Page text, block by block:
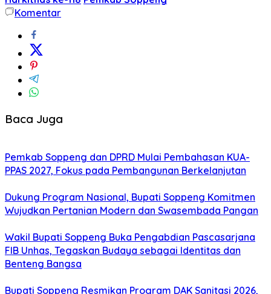
Komentar
Baca Juga
Pemkab Soppeng dan DPRD Mulai Pembahasan KUA-
PPAS 2027, Fokus pada Pembangunan Berkelanjutan
Dukung Program Nasional, Bupati Soppeng Komitmen
Wujudkan Pertanian Modern dan Swasembada Pangan
Wakil Bupati Soppeng Buka Pengabdian Pascasarjana
FIB Unhas, Tegaskan Budaya sebagai Identitas dan
Benteng Bangsa
Bupati Soppeng Resmikan Program DAK Sanitasi 2026,